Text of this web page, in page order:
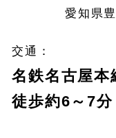
愛知県
交通：
名鉄名古屋
徒歩約6～7分